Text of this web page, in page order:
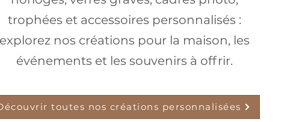
trophées et accessoires personnalisés :
explorez nos créations pour la maison, les
événements et les souvenirs à offrir.
toutes nos créations personnalisées